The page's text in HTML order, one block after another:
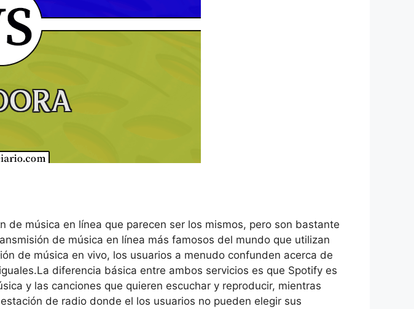
música en línea que parecen ser los mismos, pero son bastante
de música en línea más famosos del mundo que utilizan
de música en vivo, los usuarios a menudo confunden acerca de
diferencia básica entre ambos servicios es que Spotify es
y las canciones que quieren escuchar y reproducir, mientras
de radio donde el los usuarios no pueden elegir sus